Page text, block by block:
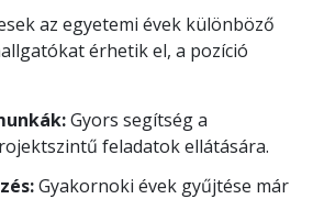
az egyetemi évek különböző
érhetik el, a pozíció
Gyors segítség a
feladatok ellátására.
Gyakornoki évek gyűjtése már